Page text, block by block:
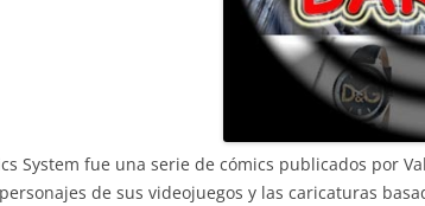
System fue una serie de cómics publicados por
de sus videojuegos y las caricaturas